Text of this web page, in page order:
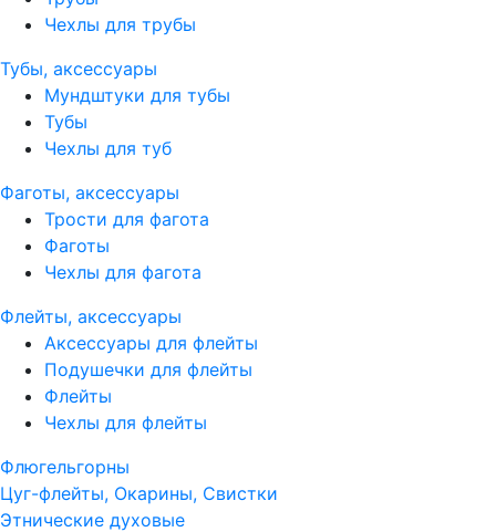
Чехлы для трубы
Тубы, аксессуары
Мундштуки для тубы
Тубы
Чехлы для туб
Фаготы, аксессуары
Трости для фагота
Фаготы
Чехлы для фагота
Флейты, аксессуары
Аксессуары для флейты
Подушечки для флейты
Флейты
Чехлы для флейты
Флюгельгорны
Цуг-флейты, Окарины, Свистки
Этнические духовые